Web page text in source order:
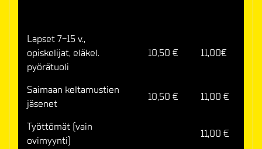
Lapset 7-15 v.,
opiskelijat, eläkel.
pyörätuoli
10,50 € 11,00€
Saimaan keltamustien
jäsenet
10,50 € 11,00 €
Työttömät (vain
ovimyynti)
11,00 €